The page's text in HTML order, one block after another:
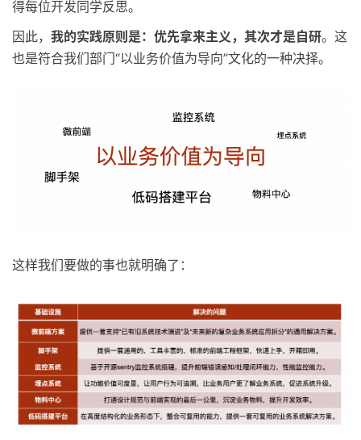
得每位开发同学反思。
因此， 我的实践原则是：优先拿来主义，其次才是自研。这
也是符合我们部门“以业务价值为导向”文化的一种决择。
这样我们要做的事也就明确了：